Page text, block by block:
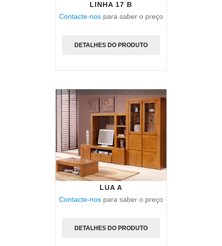
LINHA 17 B
Contacte-nos para saber o preço
DETALHES DO PRODUTO
LUA A
Contacte-nos para saber o preço
DETALHES DO PRODUTO